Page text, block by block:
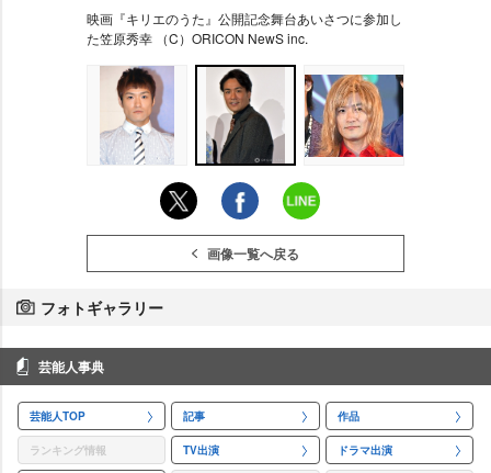
映画『キリエのうた』公開記念舞台あいさつに参加し
た笠原秀幸 （C）ORICON NewS inc.
画像一覧へ戻る
フォトギャラリー
芸能人事典
芸能人TOP 記事 作品
ランキング情報 TV出演 ドラマ出演